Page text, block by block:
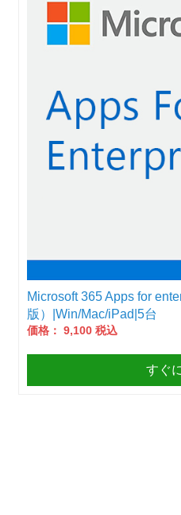
Microsoft 365 Apps for
版）|Win/Mac/iPad|5台
価格： 9,100 税込
すぐ